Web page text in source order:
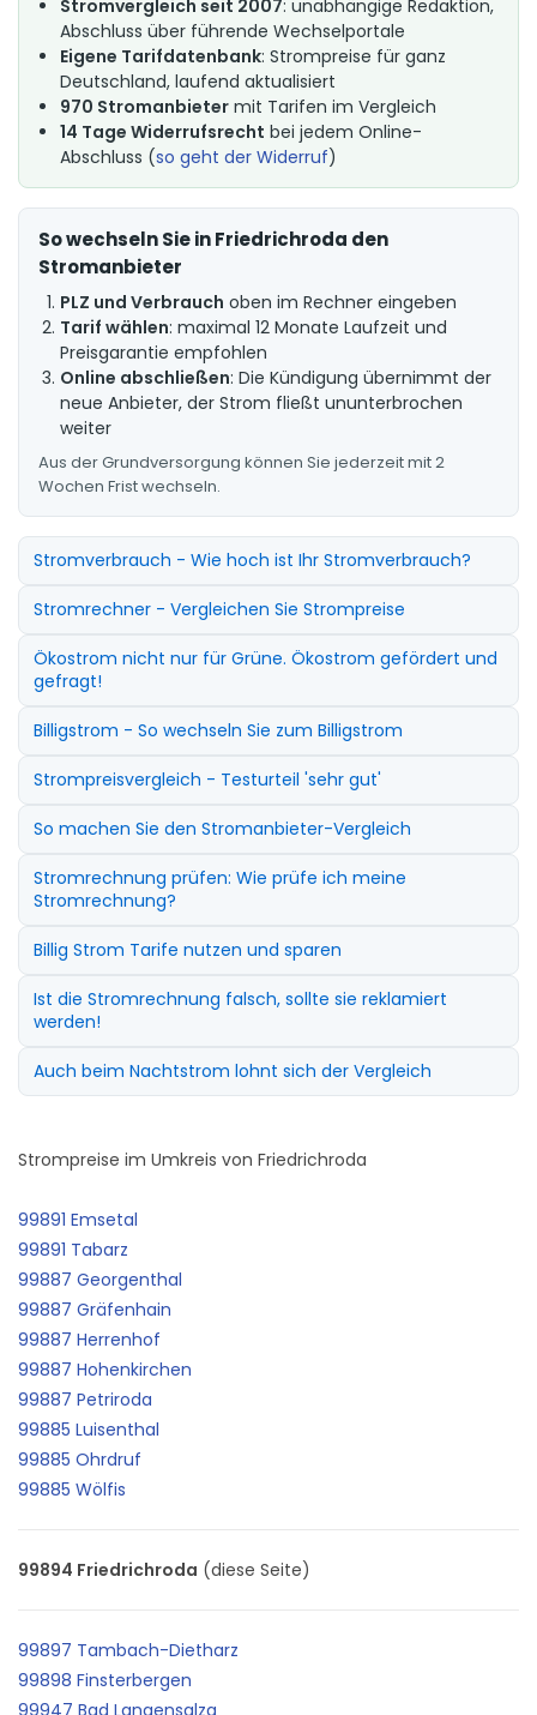
Stromvergleich seit 2007: unabhängige Redaktion,
Abschluss über führende Wechselportale
Eigene Tarifdatenbank: Strompreise für ganz
Deutschland, laufend aktualisiert
970 Stromanbieter mit Tarifen im Vergleich
14 Tage Widerrufsrecht bei jedem Online-
Abschluss (so geht der Widerruf)
So wechseln Sie in Friedrichroda den
Stromanbieter
PLZ und Verbrauch oben im Rechner eingeben
Tarif wählen: maximal 12 Monate Laufzeit und
Preisgarantie empfohlen
Online abschließen: Die Kündigung übernimmt der
neue Anbieter, der Strom fließt ununterbrochen
weiter
Aus der Grundversorgung können Sie jederzeit mit 2
Wochen Frist wechseln.
Stromverbrauch - Wie hoch ist Ihr Stromverbrauch?
Stromrechner - Vergleichen Sie Strompreise
Ökostrom nicht nur für Grüne. Ökostrom gefördert und
gefragt!
Billigstrom - So wechseln Sie zum Billigstrom
Strompreisvergleich - Testurteil 'sehr gut'
So machen Sie den Stromanbieter-Vergleich
Stromrechnung prüfen: Wie prüfe ich meine
Stromrechnung?
Billig Strom Tarife nutzen und sparen
Ist die Stromrechnung falsch, sollte sie reklamiert
werden!
Auch beim Nachtstrom lohnt sich der Vergleich
Strompreise im Umkreis von Friedrichroda
99891 Emsetal
99891 Tabarz
99887 Georgenthal
99887 Gräfenhain
99887 Herrenhof
99887 Hohenkirchen
99887 Petriroda
99885 Luisenthal
99885 Ohrdruf
99885 Wölfis
99894 Friedrichroda (diese Seite)
99897 Tambach-Dietharz
99898 Finsterbergen
99947 Bad Langensalza